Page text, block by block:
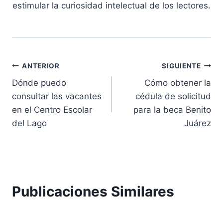
estimular la curiosidad intelectual de los lectores.
Navegación
de
entradas
ANTERIOR
Dónde puedo
consultar las vacantes
en el Centro Escolar
del Lago
SIGUIENTE
Cómo obtener la
cédula de solicitud
para la beca Benito
Juárez
Publicaciones Similares